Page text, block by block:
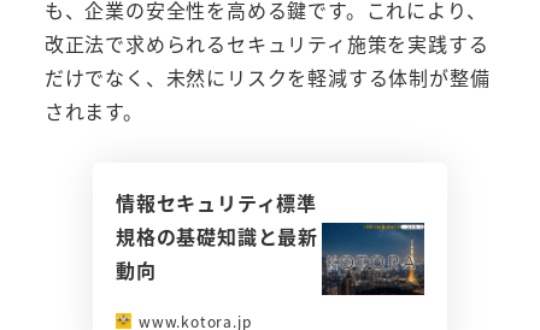
も、企業の安全性を高める鍵です。これにより、
改正法で求められるセキュリティ施策を実践する
だけでなく、未然にリスクを軽減する体制が整備
されます。
情報セキュリティ標準
規格の基礎知識と最新
動向
www.kotora.jp